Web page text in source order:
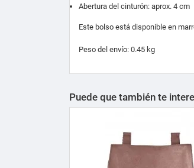
Abertura del cinturón: aprox. 4 cm
Este bolso está disponible en
Peso del envío: 0.45 kg
Puede que también te